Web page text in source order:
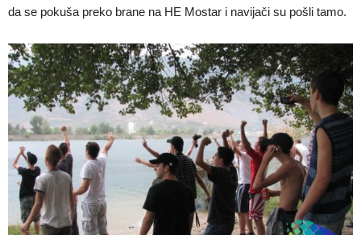
da se pokuša preko brane na HE Mostar i navijači su pošli tamo.